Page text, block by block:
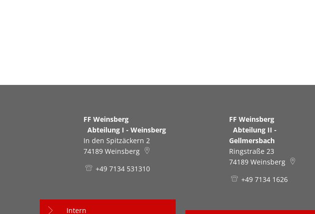
FF Weinsberg
Abteilung I - Weinsberg
In den Spitzäckern 2
74189 Weinsberg
+49 7134 531310
Intern
FF Weinsberg
Abteilung II -
Gellmersbach
Ringstraße 23
74189 Weinsberg
+49 7134 1626